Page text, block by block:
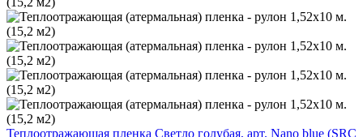
Теплоотражающая пленка Светло голубая, арт. Nano blue (SRC